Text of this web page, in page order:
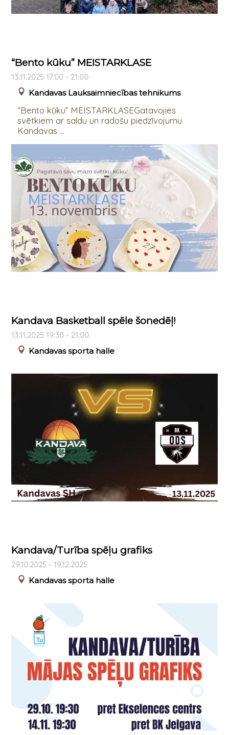
“Bento kūku” MEISTARKLASE
13.11.2025 17:00 - 21:00
Kandavas Lauksaimniecības tehnikums
“Bento kūku” MEISTARKLASEGatavojies
svētkiem ar saldu un radošu piedzīvojumu
Kandavas ...
Kandava Basketball spēle šonedēļ!
13.11.2025 19:30 - 21:00
Kandavas sporta halle
Kandava/Turība spēļu grafiks
29.10.2025 - 19.12.2025
Kandavas sporta halle